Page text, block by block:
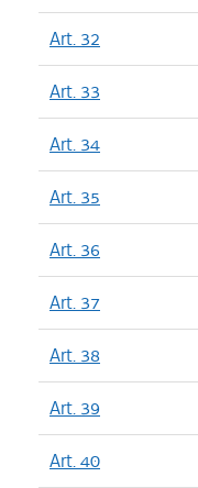
Art. 32
Art. 33
Art. 34
Art. 35
Art. 36
Art. 37
Art. 38
Art. 39
Art. 40